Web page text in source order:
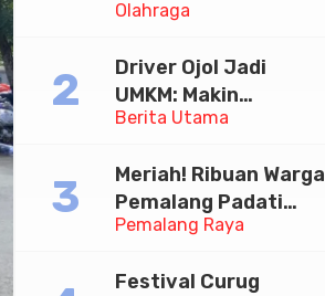
Olahraga
Juara Bhayangkara
Berita Utama
Driver Ojol Jadi
UMKM: Makin
Sejahtera atau
Diskusi Paramadina
Pemalang Raya
Meriah! Ribuan Warga
Pemalang Padati
Kirab Festival Kamir
Festival Curug